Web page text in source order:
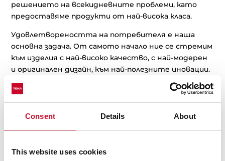
Consent Details About
This website uses cookies
решението на всекидневните проблеми, като
предоставяме продукти от най-висока класа.
Удовлетвореността на потребителя е наша
основна задача. От самото начало ние се стремим
към изделия с най-високо качество, с най-модерен
и оригинален дизайн, към най-полезните иновации.
Всичко това, осигурено на разумна цена.